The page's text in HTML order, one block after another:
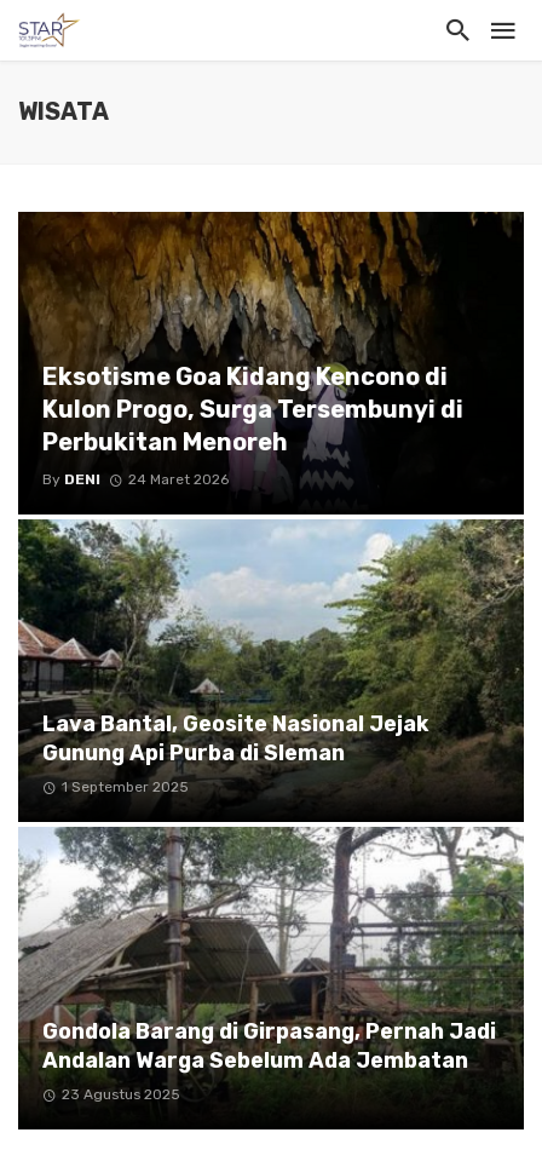
WISATA
Eksotisme Goa Kidang Kencono di
Kulon Progo, Surga Tersembunyi di
Perbukitan Menoreh
By DENI 24 Maret 2026
Lava Bantal, Geosite Nasional Jejak
Gunung Api Purba di Sleman
1 September 2025
Gondola Barang di Girpasang, Pernah Jadi
Andalan Warga Sebelum Ada Jembatan
23 Agustus 2025